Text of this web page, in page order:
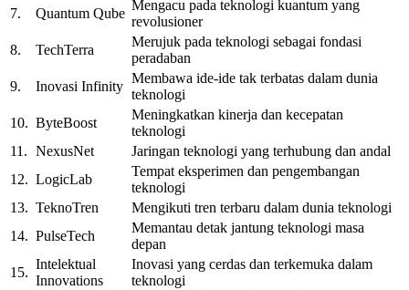
7. Quantum Qube
Mengacu pada teknologi kuantum yang
revolusioner
8.
TechTerra
Merujuk pada teknologi sebagai fondasi
peradaban
9.
Inovasi Infinity
Membawa ide-ide tak terbatas dalam dunia
teknologi
10. ByteBoost
Meningkatkan kinerja dan kecepatan
teknologi
11. NexusNet
Jaringan teknologi yang terhubung dan andal
12. LogicLab
Tempat eksperimen dan pengembangan
teknologi
13. TeknoTren
Mengikuti tren terbaru dalam dunia teknologi
14. PulseTech
Memantau detak jantung teknologi masa
depan
15.
Intelektual
Innovations
Inovasi yang cerdas dan terkemuka dalam
teknologi